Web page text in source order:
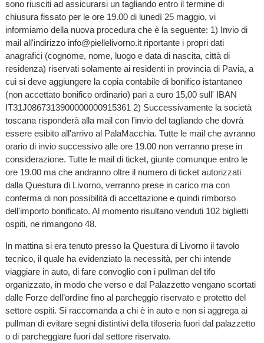
sono riusciti ad assicurarsi un tagliando entro il termine di
chiusura fissato per le ore 19.00 di lunedì 25 maggio, vi
informiamo della nuova procedura che è la seguente: 1) Invio di
mail all'indirizzo info@piellelivorno.it riportante i propri dati
anagrafici (cognome, nome, luogo e data di nascita, città di
residenza) riservati solamente ai residenti in provincia di Pavia, a
cui si deve aggiungere la copia contabile di bonifico istantaneo
(non accettato bonifico ordinario) pari a euro 15,00 sull' IBAN
IT31J0867313900000000915361 2) Successivamente la società
toscana risponderà alla mail con l'invio del tagliando che dovrà
essere esibito all'arrivo al PalaMacchia. Tutte le mail che avranno
orario di invio successivo alle ore 19.00 non verranno prese in
considerazione. Tutte le mail di ticket, giunte comunque entro le
ore 19.00 ma che andranno oltre il numero di ticket autorizzati
dalla Questura di Livorno, verranno prese in carico ma con
conferma di non possibilità di accettazione e quindi rimborso
dell'importo bonificato. Al momento risultano venduti 102 biglietti
ospiti, ne rimangono 48.
In mattina si era tenuto presso la Questura di Livorno il tavolo
tecnico, il quale ha evidenziato la necessità, per chi intende
viaggiare in auto, di fare convoglio con i pullman del tifo
organizzato, in modo che verso e dal Palazzetto vengano scortati
dalle Forze dell’ordine fino al parcheggio riservato e protetto del
settore ospiti. Si raccomanda a chi è in auto e non si aggrega ai
pullman di evitare segni distintivi della tifoseria fuori dal palazzetto
o di parcheggiare fuori dal settore riservato.